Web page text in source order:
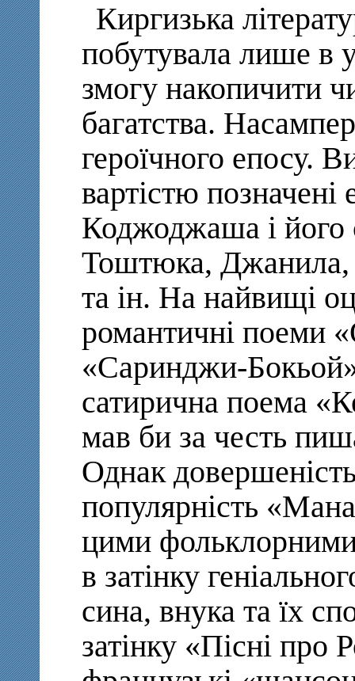
Киргизька
побутувала лише в
змогу накопичити
багатства.
героїчного епосу.
вартістю позначені
Коджоджаша і
Тоштюка, Джанила,
та ін. На найвищі
романтичні поеми
«Саринджи-
сатирична поема
мав би за честь
Однак
популярність
цими
в затінку
сина, внука та їх
затінку «Пісні про